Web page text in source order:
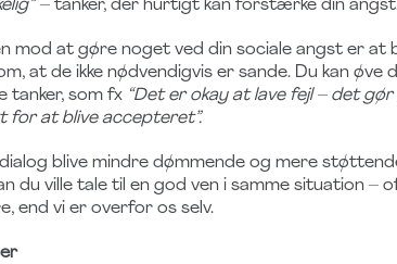
– tanker, der hurtigt kan forstærke din
mod at gøre noget ved din sociale angst er at
at de ikke nødvendigvis er sande. Du kan
tanker, som fx “Det er okay at lave fejl – det gør
for at blive accepteret”.
blive mindre dømmende og mere
du ville tale til en god ven i samme situation –
end vi er overfor os selv.